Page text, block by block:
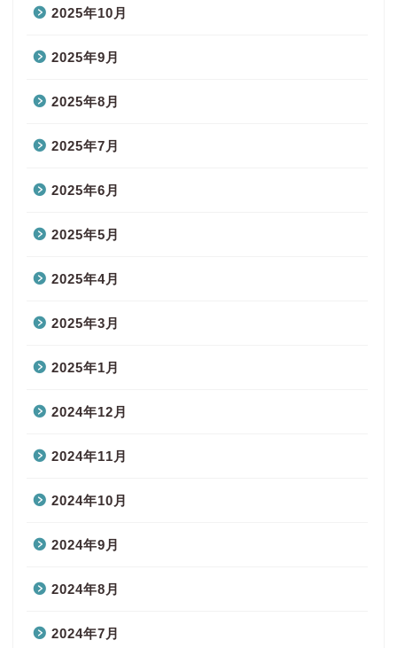
2025年10月
2025年9月
2025年8月
2025年7月
2025年6月
2025年5月
2025年4月
2025年3月
2025年1月
2024年12月
2024年11月
2024年10月
2024年9月
2024年8月
2024年7月